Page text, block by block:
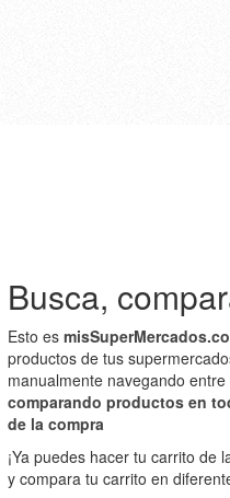
Busca,
Esto es
productos de tus
manualmente navegando entre
comparando productos en
de la compra
¡Ya puedes hacer tu carrito
y compara tu carrito en